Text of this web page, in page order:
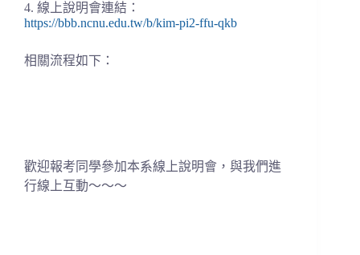
4. 線上說明會連結：
https://bbb.ncnu.edu.tw/b/kim-pi2-ffu-qkb
相關流程如下：
歡迎報考同學參加本系線上說明會，與我們進
行線上互動～～～